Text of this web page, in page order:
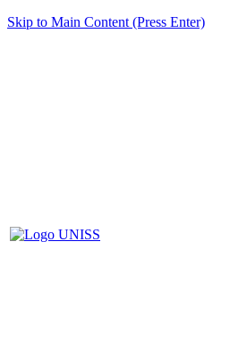
Skip to Main Content (Press Enter)